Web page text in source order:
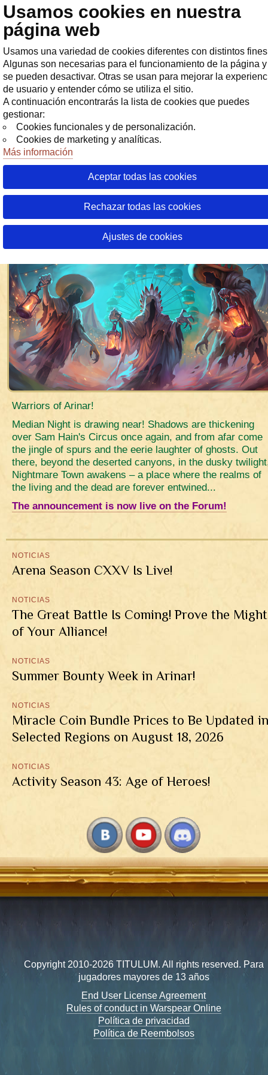
Usamos cookies en nuestra
página web
Usamos una variedad de cookies diferentes con distintos
Algunas son necesarias para el funcionamiento de la página
se pueden desactivar. Otras se usan para mejorar la
de usuario y entender cómo se utiliza el sitio.
A continuación encontrarás la lista de cookies que puedes
gestionar:
Cookies funcionales y de personalización.
Cookies de marketing y analíticas.
Más información
Aceptar todas las cookies
Rechazar todas las cookies
Ajustes de cookies
Tienda
Warspear Online Update 13.1. A
in Nightmare Town. Announcement
Warriors of Arinar!
Median Night is drawing near! Shadows are thickening
over Sam Hain's Circus once again, and from afar come
the jingle of spurs and the eerie laughter of ghosts. Out
there, beyond the deserted canyons, in the dusky
Nightmare Town awakens – a place where the realms of
the living and the dead are forever entwined...
The announcement is now live on the Forum!
NOTICIAS
Arena Season CXXV Is Live!
NOTICIAS
The Great Battle Is Coming! Prove the Might
of Your Alliance!
NOTICIAS
Summer Bounty Week in Arinar!
03 Agosto
NOTICIAS
Miracle Coin Bundle Prices to Be Updated in
Selected Regions on August 18, 2026
28 Julio
NOTICIAS
Activity Season 43: Age of Heroes!
26 Julio
Copyright 2010-2026 TITULUM. All rights reserved. Para
jugadores mayores de 13 años
End User License Agreement
Rules of conduct in Warspear Online
Política de privacidad
Política de Reembolsos